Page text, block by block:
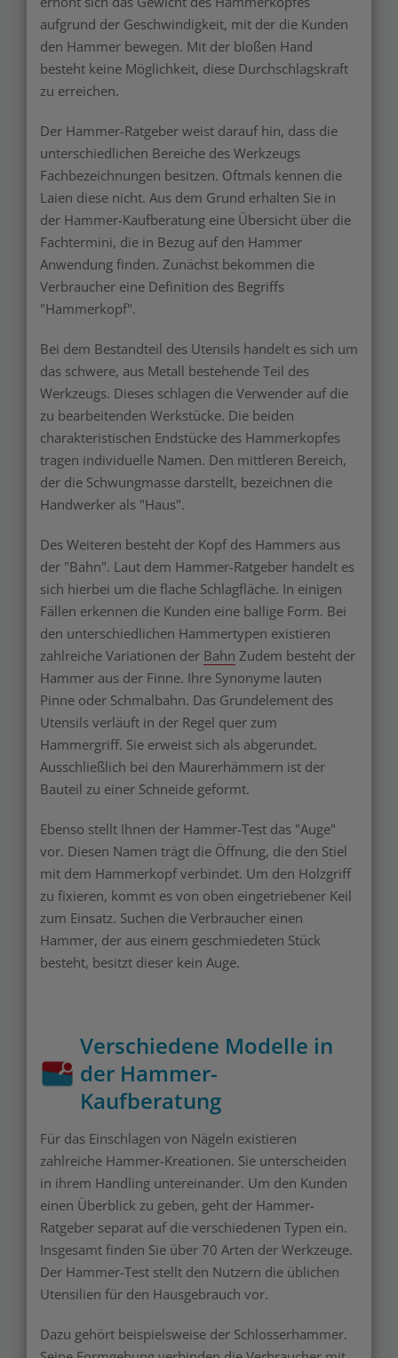
aufgrund der Geschwindigkeit, mit der die Kunden
den Hammer bewegen. Mit der bloßen Hand
besteht keine Möglichkeit, diese Durchschlagskraft
zu erreichen.
Der Hammer-Ratgeber weist darauf hin, dass die
unterschiedlichen Bereiche des Werkzeugs
Fachbezeichnungen besitzen. Oftmals kennen die
Laien diese nicht. Aus dem Grund erhalten Sie in
der Hammer-Kaufberatung eine Übersicht über die
Fachtermini, die in Bezug auf den Hammer
Anwendung finden. Zunächst bekommen die
Verbraucher eine Definition des Begriffs
"Hammerkopf".
Bei dem Bestandteil des Utensils handelt es sich um
das schwere, aus Metall bestehende Teil des
Werkzeugs. Dieses schlagen die Verwender auf die
zu bearbeitenden Werkstücke. Die beiden
charakteristischen Endstücke des Hammerkopfes
tragen individuelle Namen. Den mittleren Bereich,
der die Schwungmasse darstellt, bezeichnen die
Handwerker als "Haus".
Des Weiteren besteht der Kopf des Hammers aus
der "Bahn". Laut dem Hammer-Ratgeber handelt es
sich hierbei um die flache Schlagfläche. In einigen
Fällen erkennen die Kunden eine ballige Form. Bei
den unterschiedlichen Hammertypen existieren
zahlreiche Variationen der Bahn Zudem besteht der
Hammer aus der Finne. Ihre Synonyme lauten
Pinne oder Schmalbahn. Das Grundelement des
Utensils verläuft in der Regel quer zum
Hammergriff. Sie erweist sich als abgerundet.
Ausschließlich bei den Maurerhämmern ist der
Bauteil zu einer Schneide geformt.
Ebenso stellt Ihnen der Hammer-Test das "Auge"
vor. Diesen Namen trägt die Öffnung, die den Stiel
mit dem Hammerkopf verbindet. Um den Holzgriff
zu fixieren, kommt es von oben eingetriebener Keil
zum Einsatz. Suchen die Verbraucher einen
Hammer, der aus einem geschmiedeten Stück
besteht, besitzt dieser kein Auge.
Verschiedene Modelle in
der Hammer-
Kaufberatung
Für das Einschlagen von Nägeln existieren
zahlreiche Hammer-Kreationen. Sie unterscheiden
in ihrem Handling untereinander. Um den Kunden
einen Überblick zu geben, geht der Hammer-
Ratgeber separat auf die verschiedenen Typen ein.
Insgesamt finden Sie über 70 Arten der Werkzeuge.
Der Hammer-Test stellt den Nutzern die üblichen
Utensilien für den Hausgebrauch vor.
Dazu gehört beispielsweise der Schlosserhammer.